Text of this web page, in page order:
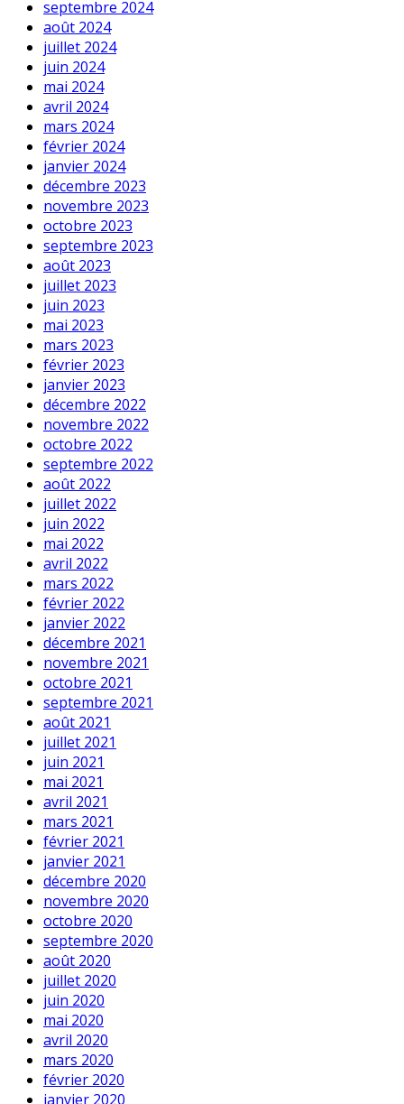
septembre 2024
août 2024
juillet 2024
juin 2024
mai 2024
avril 2024
mars 2024
février 2024
janvier 2024
décembre 2023
novembre 2023
octobre 2023
septembre 2023
août 2023
juillet 2023
juin 2023
mai 2023
mars 2023
février 2023
janvier 2023
décembre 2022
novembre 2022
octobre 2022
septembre 2022
août 2022
juillet 2022
juin 2022
mai 2022
avril 2022
mars 2022
février 2022
janvier 2022
décembre 2021
novembre 2021
octobre 2021
septembre 2021
août 2021
juillet 2021
juin 2021
mai 2021
avril 2021
mars 2021
février 2021
janvier 2021
décembre 2020
novembre 2020
octobre 2020
septembre 2020
août 2020
juillet 2020
juin 2020
mai 2020
avril 2020
mars 2020
février 2020
janvier 2020